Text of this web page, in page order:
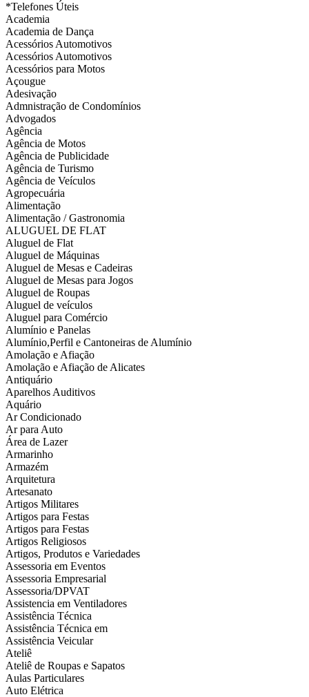
*Telefones Úteis
Academia
Academia de Dança
Acessórios Automotivos
Acessórios Automotivos
Acessórios para Motos
Açougue
Adesivação
Admnistração de Condomínios
Advogados
Agência
Agência de Motos
Agência de Publicidade
Agência de Turismo
Agência de Veículos
Agropecuária
Alimentação
Alimentação / Gastronomia
ALUGUEL DE FLAT
Aluguel de Flat
Aluguel de Máquinas
Aluguel de Mesas e Cadeiras
Aluguel de Mesas para Jogos
Aluguel de Roupas
Aluguel de veículos
Aluguel para Comércio
Alumínio e Panelas
Alumínio,Perfil e Cantoneiras de Alumínio
Amolação e Afiação
Amolação e Afiação de Alicates
Antiquário
Aparelhos Auditivos
Aquário
Ar Condicionado
Ar para Auto
Área de Lazer
Armarinho
Armazém
Arquitetura
Artesanato
Artigos Militares
Artigos para Festas
Artigos para Festas
Artigos Religiosos
Artigos, Produtos e Variedades
Assessoria em Eventos
Assessoria Empresarial
Assessoria/DPVAT
Assistencia em Ventiladores
Assistência Técnica
Assistência Técnica em
Assistência Veicular
Ateliê
Ateliê de Roupas e Sapatos
Aulas Particulares
Auto Elétrica